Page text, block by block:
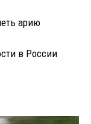
арию
в России